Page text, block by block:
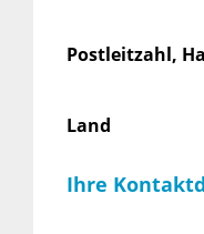
Postleitzahl,
Land
Ihre